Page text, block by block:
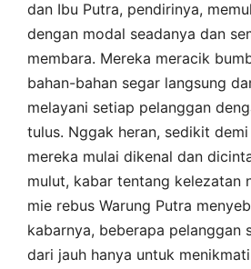
dan Ibu Putra, pendirinya,
dengan modal seadanya dan
membara. Mereka meracik
bahan-bahan segar langsung
melayani setiap pelanggan
tulus. Nggak heran, sedikit
mereka mulai dikenal dan
mulut, kabar tentang kelezatan
mie rebus Warung Putra
kabarnya, beberapa pelanggan
dari jauh hanya untuk